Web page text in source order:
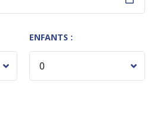
ENFANTS :